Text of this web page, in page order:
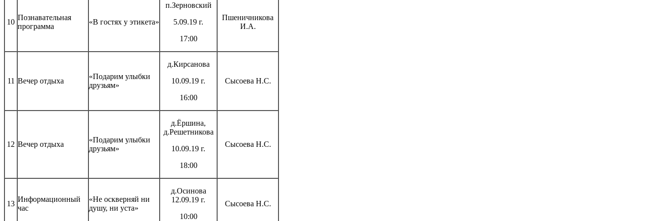
10
Познавательная
программа
«В гостях у этикета»
п.Зерновский
5.09.19 г.
17:00
Пшеничникова
И.А.
11 Вечер отдыха
«Подарим улыбки
друзьям»
д.Кирсанова
10.09.19 г.
16:00
Сысоева Н.С.
12 Вечер отдыха
«Подарим улыбки
друзьям»
д.Ёршина,
д.Решетникова
10.09.19 г.
18:00
Сысоева Н.С.
13
Информационный
час
«Не оскверняй ни
душу, ни уста»
д.Осинова
12.09.19 г.
10:00
Сысоева Н.С.